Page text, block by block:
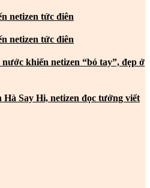
netizen tức điên
netizen tức điên
khiến netizen “bó tay”, đẹp ở
Say Hi, netizen đọc tưởng viết